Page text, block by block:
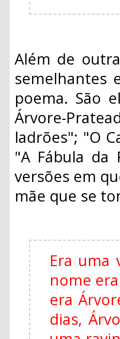
Além de
semelhantes
poema. São
Árvore-
ladrões"; "O
"A Fábula da
versões em
mãe que se
Era uma
nome
era
dias,